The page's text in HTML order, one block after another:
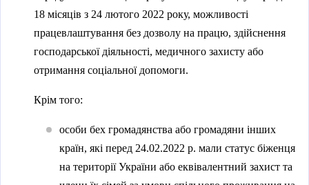
18 місяців з 24 лютого 2022 року, можливості
працевлаштування без дозволу на працю, здійснення
господарської діяльності, медичного захисту або
отримання соціальної допомоги.
Крім того:
особи бех громадянства або громадяни інших
країн, які перед 24.02.2022 р. мали статус біженця
на території України або еквівалентний захист та